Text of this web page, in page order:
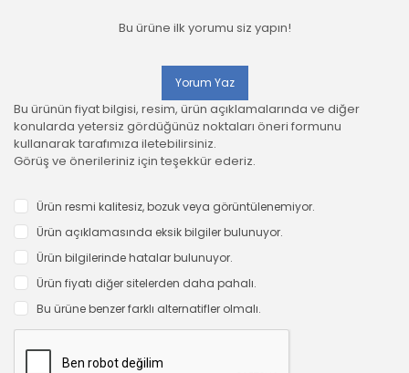
Bu ürüne ilk yorumu siz yapın!
Yorum Yaz
Bu ürünün fiyat bilgisi, resim, ürün açıklamalarında ve diğer
konularda yetersiz gördüğünüz noktaları öneri formunu
kullanarak tarafımıza iletebilirsiniz.
Görüş ve önerileriniz için teşekkür ederiz.
Ürün resmi kalitesiz, bozuk veya görüntülenemiyor.
Ürün açıklamasında eksik bilgiler bulunuyor.
Ürün bilgilerinde hatalar bulunuyor.
Ürün fiyatı diğer sitelerden daha pahalı.
Bu ürüne benzer farklı alternatifler olmalı.